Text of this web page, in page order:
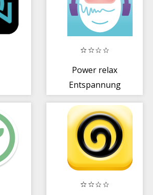
Power relax
Entspannung